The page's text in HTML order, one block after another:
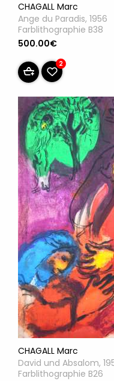
CHAGALL Marc
Ange du Paradis, 1956
Farblithographie B38
500.00€
2
CHAGALL Marc
David und Absalom,
Farblithographie B26